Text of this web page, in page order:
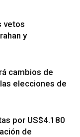
vetos
y
cambios de
elecciones de
por US$4.180
de